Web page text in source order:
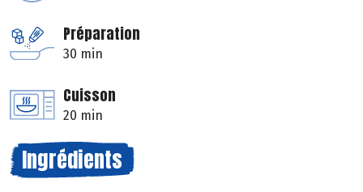
Préparation
30 min
Cuisson
20 min
Ingrédients